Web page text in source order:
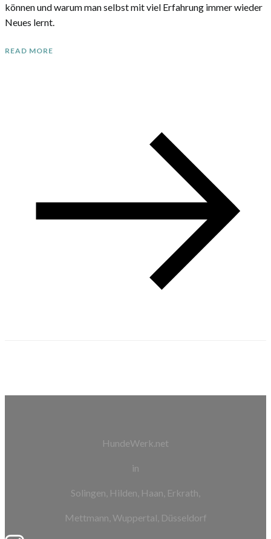
können und warum man selbst mit viel Erfahrung immer wieder
Neues lernt.
READ MORE
HundeWerk.net
in
Solingen, Hilden, Haan, Erkrath,
Mettmann, Wuppertal, Düsseldorf